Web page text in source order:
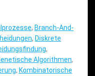
, Branch-And-
, Diskrete
,
Algorithmen,
, Kombinatorische